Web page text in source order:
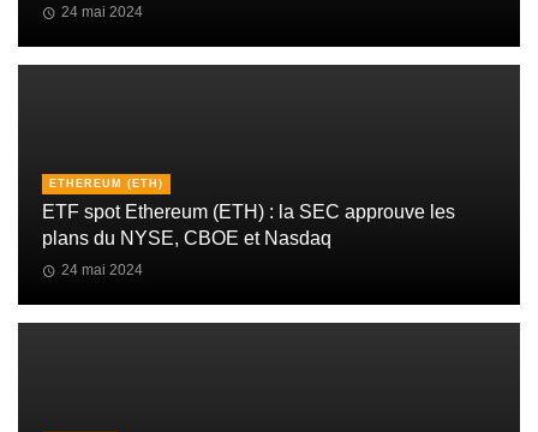
24 mai 2024
ETHEREUM (ETH)
ETF spot Ethereum (ETH) : la SEC approuve les
plans du NYSE, CBOE et Nasdaq
24 mai 2024